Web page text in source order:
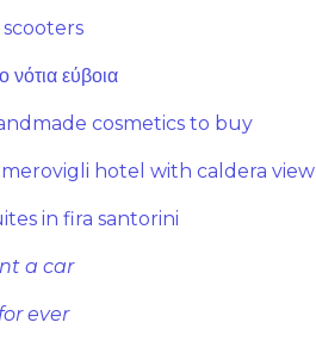
scooters
νότια εύβοια
cosmetics to buy
hotel with caldera view
in fira santorini
a car
ever